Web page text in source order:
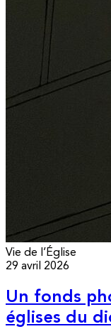
Vie de l’Église
29 avril 2026
Un fonds
églises du